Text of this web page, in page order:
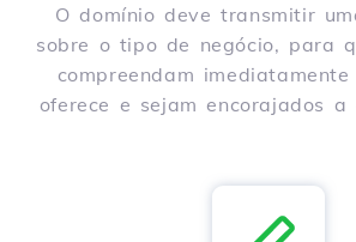
O domínio deve transmitir
sobre o tipo de negócio, para
compreendam
oferece e sejam encorajados a